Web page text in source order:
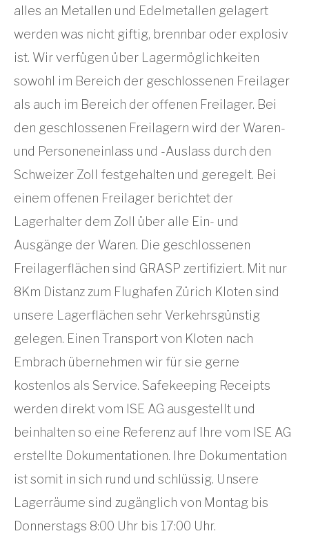
alles an Metallen und Edelmetallen gelagert
werden was nicht giftig, brennbar oder explosiv
ist. Wir verfügen über Lagermöglichkeiten
sowohl im Bereich der geschlossenen Freilager
als auch im Bereich der offenen Freilager. Bei
den geschlossenen Freilagern wird der Waren-
und Personeneinlass und -Auslass durch den
Schweizer Zoll festgehalten und geregelt. Bei
einem offenen Freilager berichtet der
Lagerhalter dem Zoll über alle Ein- und
Ausgänge der Waren. Die geschlossenen
Freilagerflächen sind GRASP zertifiziert. Mit nur
8Km Distanz zum Flughafen Zürich Kloten sind
unsere Lagerflächen sehr Verkehrsgünstig
gelegen. Einen Transport von Kloten nach
Embrach übernehmen wir für sie gerne
kostenlos als Service. Safekeeping Receipts
werden direkt vom ISE AG ausgestellt und
beinhalten so eine Referenz auf Ihre vom ISE AG
erstellte Dokumentationen. Ihre Dokumentation
ist somit in sich rund und schlüssig. Unsere
Lagerräume sind zugänglich von Montag bis
Donnerstags 8:00 Uhr bis 17:00 Uhr.